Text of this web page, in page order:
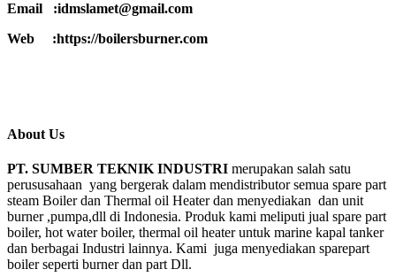
Email :idmslamet@gmail.com
Web :https://boilersburner.com
About Us
PT. SUMBER TEKNIK INDUSTRI merupakan salah satu
perususahaan yang bergerak dalam mendistributor semua spare part
steam Boiler dan Thermal oil Heater dan menyediakan dan unit
burner ,pumpa,dll di Indonesia. Produk kami meliputi jual spare part
boiler, hot water boiler, thermal oil heater untuk marine kapal tanker
dan berbagai Industri lainnya. Kami juga menyediakan sparepart
boiler seperti burner dan part Dll.